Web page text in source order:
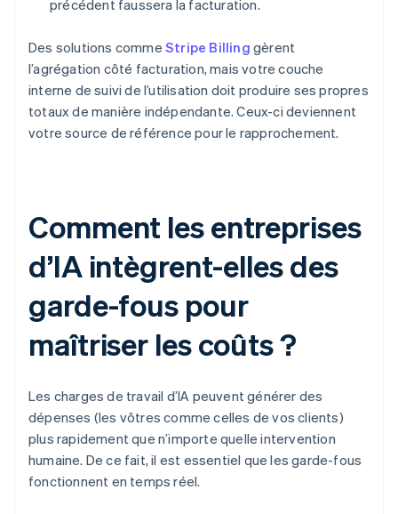
précédent faussera la facturation.
Des solutions comme Stripe Billing gèrent
l’agrégation côté facturation, mais votre couche
interne de suivi de l’utilisation doit produire ses propres
totaux de manière indépendante. Ceux-ci deviennent
votre source de référence pour le rapprochement.
Comment les entreprises
d’IA intègrent-elles des
garde-fous pour
maîtriser les coûts ?
Les charges de travail d’IA peuvent générer des
dépenses (les vôtres comme celles de vos clients)
plus rapidement que n’importe quelle intervention
humaine. De ce fait, il est essentiel que les garde-fous
fonctionnent en temps réel.